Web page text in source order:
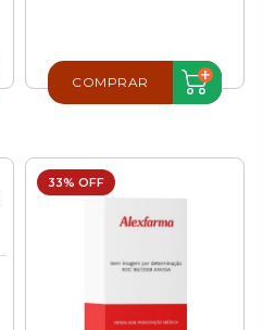
COMPRAR
33% OFF